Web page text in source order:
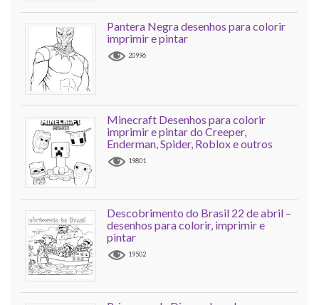
Pantera Negra desenhos para colorir
imprimir e pintar
20996
Minecraft Desenhos para colorir
imprimir e pintar do Creeper,
Enderman, Spider, Roblox e outros
19801
Descobrimento do Brasil 22 de abril –
desenhos para colorir, imprimir e
pintar
19502